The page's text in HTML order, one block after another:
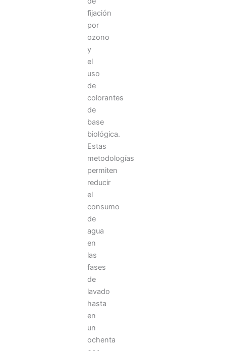
fijación
por
ozono
y
el
uso
de
colorantes
de
base
biológica.
Estas
metodologías
permiten
reducir
el
consumo
de
agua
en
las
fases
de
lavado
hasta
en
un
ochenta